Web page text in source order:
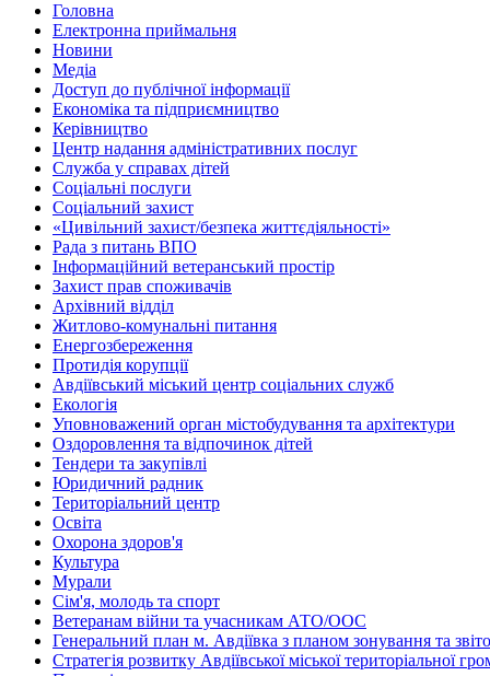
Головна
Електронна приймальня
Новини
Медіа
Доступ до публічної інформації
Економіка та підприємництво
Керівництво
Центр надання адміністративних послуг
Служба у справах дітей
Соціальні послуги
Соціальний захист
«Цивільний захист/безпека життєдіяльності»
Рада з питань ВПО
Інформаційний ветеранський простір
Захист прав споживачів
Архівний відділ
Житлово-комунальні питання
Енергозбереження
Протидія корупції
Авдіївський міський центр соціальних служб
Екологія
Уповноважений орган містобудування та архітектури
Оздоровлення та відпочинок дітей
Тендери та закупівлі
Юридичний радник
Територіальний центр
Освіта
Охорона здоров'я
Культура
Мурали
Сім'я, молодь та спорт
Ветеранам війни та учасникам АТО/ООС
Генеральний план м. Авдіївка з планом зонування та
Стратегія розвитку Авдіївської міської територіальної